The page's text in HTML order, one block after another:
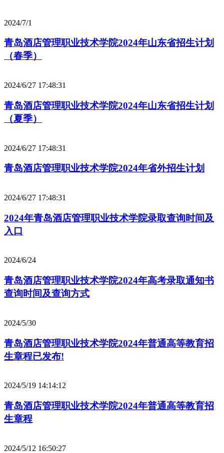
2024/7/1
青岛酒店管理职业技术学院2024年山东省招生计划
（春季）
2024/6/27 17:48:31
青岛酒店管理职业技术学院2024年山东省招生计划
（夏季）
2024/6/27 17:48:31
青岛酒店管理职业技术学院2024年省外招生计划
2024/6/27 17:48:31
2024年青岛酒店管理职业技术学院录取查询时间及
入口
2024/6/24
青岛酒店管理职业技术学院2024年高考录取通知书
查询时间及查询方式
2024/5/30
青岛酒店管理职业技术学院2024年普通高等教育招
生章程已发布!
2024/5/19 14:14:12
青岛酒店管理职业技术学院2024年普通高等教育招
生章程
2024/5/12 16:50:27